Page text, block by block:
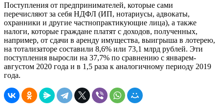
Поступления от предпринимателей, которые сами
перечисляют за себя НДФЛ (ИП, нотариусы, адвокаты,
охранники и другие частнопрактикующие лица), а также
налоги, которые граждане платят с доходов, полученных,
например, от сдачи в аренду имущества, выигрыша в лотерею,
на тотализаторе составили 8,6% или 73,1 млрд рублей. Эти
поступления выросли на 37,7% по сравнению с январем-
августом 2020 года и в 1,5 раза к аналогичному периоду 2019
года.